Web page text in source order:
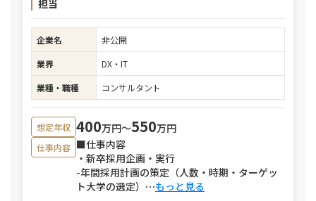
担当
企業名
非公開
業界
DX・IT
業種・職種
コンサルタント
想定年収 400万円〜550万円
仕事内容 ■仕事内容
・新卒採用企画・実行
-年間採用計画の策定（人数・時期・ターゲッ
ト大学の選定） ⋯もっと見る